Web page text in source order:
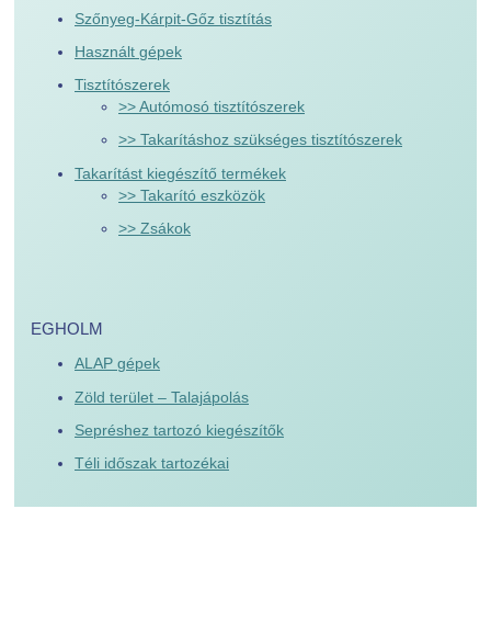
Szőnyeg-Kárpit-Gőz tisztítás
Használt gépek
Tisztítószerek
>> Autómosó tisztítószerek
>> Takarításhoz szükséges tisztítószerek
Takarítást kiegészítő termékek
>> Takarító eszközök
>> Zsákok
EGHOLM
ALAP gépek
Zöld terület – Talajápolás
Sepréshez tartozó kiegészítők
Téli időszak tartozékai